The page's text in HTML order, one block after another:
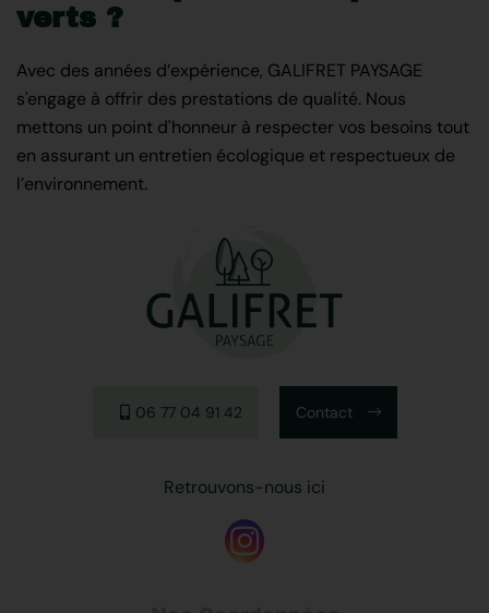
verts ?
Avec des années d’expérience, GALIFRET PAYSAGE
s'engage à offrir des prestations de qualité. Nous
mettons un point d'honneur à respecter vos besoins tout
en assurant un entretien écologique et respectueux de
l’environnement.
06 77 04 91 42 Contact
Retrouvons-nous ici